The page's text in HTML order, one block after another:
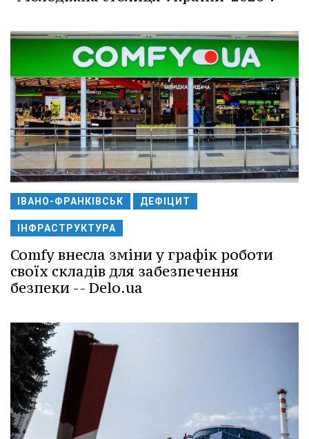
ІВАНО-ФРАНКІВСЬК ДЕФІЦИТ
ІНФРАСТРУКТУРА
Comfy внесла зміни у графік роботи
своїх складів для забезпечення
безпеки -- Delo.ua